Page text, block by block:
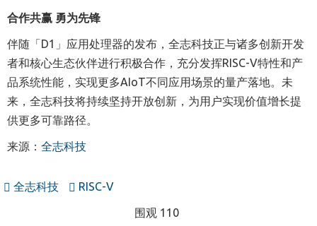
合作共赢 勇为先锋
伴随「D1」应用处理器的发布，全志科技正与诸多创新开发
者和核心生态伙伴进行积极合作，充分发挥RISC-V特性和产
品系统性能，实现更多AIoT不同应用场景的量产落地。未
来，全志科技将持续坚持开放创新，为用户实现价值增长提
供更多可靠路径。
来源： 全志科技
全志科技 RISC-V
围观 110